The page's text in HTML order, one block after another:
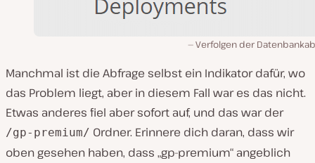
Verfolgen der
Manchmal ist die Abfrage selbst ein Indikator dafür, wo
das Problem liegt, aber in diesem Fall war es das nicht.
Etwas anderes fiel aber sofort auf, und das war der
/gp-premium/ Ordner. Erinnere dich daran, dass wir
oben gesehen haben, dass „gp-premium“ angeblich